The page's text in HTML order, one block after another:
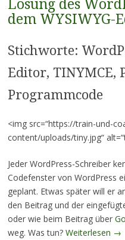
Lösung des
dem WYSIWYG-
Stichworte:
Editor, TINYMCE,
Programmcode
<img src=“https://train-und-
content/uploads/tiny.jpg“
Jeder WordPress-Schreiber
Codefenster von WordPress
geplant. Etwas später will er
den Beitrag und der
oder wie beim Beitrag über
weg. Was tun? Weiterlesen →